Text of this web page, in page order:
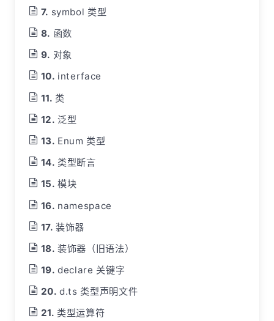
symbol 类型
函数
对象
interface
类
泛型
Enum 类型
类型断言
模块
namespace
装饰器
装饰器（旧语法）
declare 关键字
d.ts 类型声明文件
类型运算符